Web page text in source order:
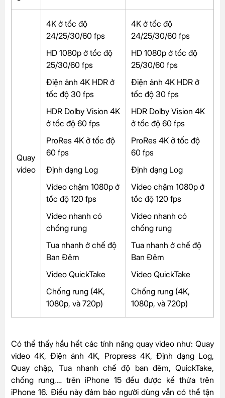
Quay
video
4K ở tốc độ
24/25/30/60 fps
HD 1080p ở tốc độ
25/30/60 fps
Điện ảnh 4K HDR ở
tốc độ 30 fps
HDR Dolby Vision 4K
ở tốc độ 60 fps
ProRes 4K ở tốc độ
60 fps
Định dạng Log
Video chậm 1080p ở
tốc độ 120 fps
Video nhanh có
chống rung
Tua nhanh ở chế độ
Ban Đêm
Video QuickTake
Chống rung (4K,
1080p, và 720p)
4K ở tốc độ
24/25/30/60 fps
HD 1080p ở tốc độ
25/30/60 fps
Điện ảnh 4K HDR ở
tốc độ 30 fps
HDR Dolby Vision 4K
ở tốc độ 60 fps
ProRes 4K ở tốc độ
60 fps
Định dạng Log
Video chậm 1080p ở
tốc độ 120 fps
Video nhanh có
chống rung
Tua nhanh ở chế độ
Ban Đêm
Video QuickTake
Chống rung (4K,
1080p, và 720p)
Có thể thấy hầu hết các tính năng quay video như: Quay
video 4K, Điện ảnh 4K, Propress 4K, Định dạng Log,
Quay chập, Tua nhanh chế độ ban đêm, QuickTake,
chống rung,… trên iPhone 15đều được kế thừa trên
iPhone 16. Điều này đảm bảo người dùng vẫn có thể tận